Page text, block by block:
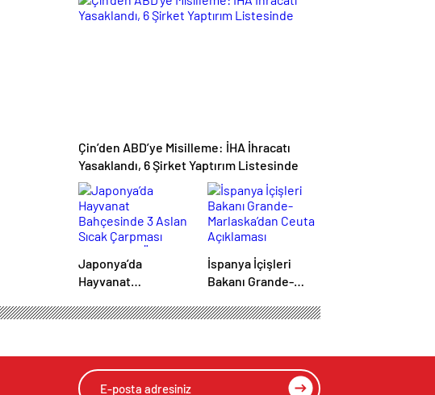
Ölü, 19 Yaralı
Satışına Onay
Çin’den ABD’ye Misilleme: İHA İhracatı
Yasaklandı, 6 Şirket Yaptırım Listesinde
Japonya’da
Hayvanat
Sıcak Çarpması
İspanya İçişleri
Bakanı Grande-
Açıklaması